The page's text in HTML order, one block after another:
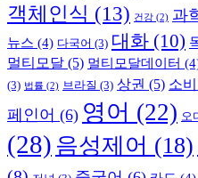
객체인식 (13) 건강 (2) 과
뉴스 (4) 다국어 (3) 대화 (10)
멀티모달 (5) 멀티모달데이터
(3) 법률 (2) 브라질 (3) 상권 (5) 소비
페인어 (6) 영어 (22) 오
(28) 음성제어 (18)